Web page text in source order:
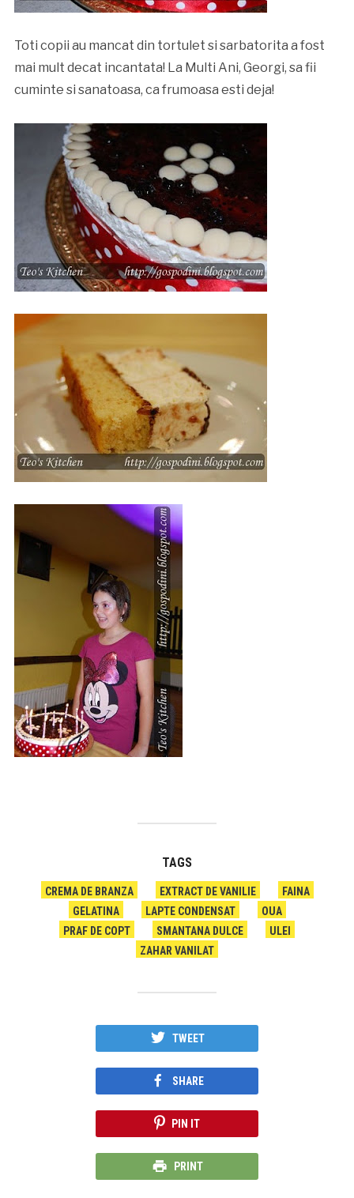
Toti copii au mancat din tortulet si sarbatorita a fost
mai mult decat incantata! La Multi Ani, Georgi, sa fii
cuminte si sanatoasa, ca frumoasa esti deja!
TAGS
CREMA DE BRANZA EXTRACT DE VANILIE
FAINA
GELATINA
LAPTE CONDENSAT
OUA
PRAF DE COPT
SMANTANA DULCE
ULEI
ZAHAR VANILAT
TWEET
SHARE
PIN IT
PRINT